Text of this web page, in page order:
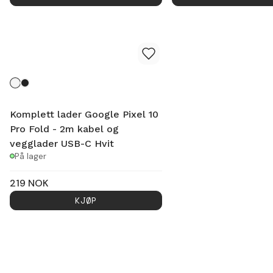
Komplett lader Google Pixel 10
Pro Fold - 2m kabel og
vegglader USB-C Hvit
På lager
219 NOK
KJØP